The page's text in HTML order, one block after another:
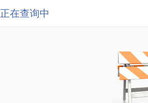
正在查询中